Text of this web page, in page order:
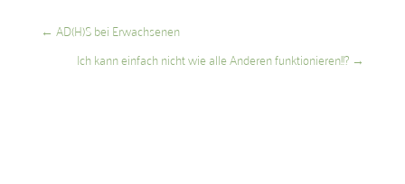
← AD(H)S bei Erwachsenen
Ich kann einfach nicht wie alle Anderen funktionieren!!? →